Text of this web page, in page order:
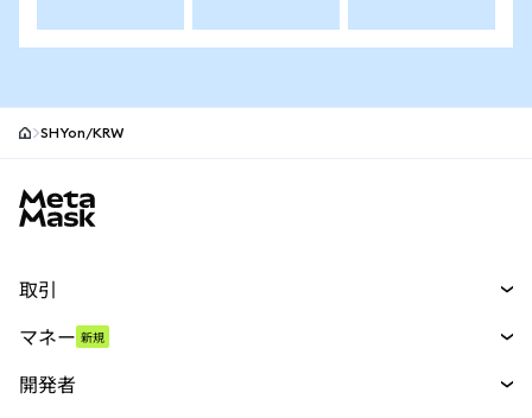
SHYon/KRW
取引
パーペチュアル
マネー 新規
開発者